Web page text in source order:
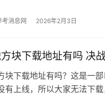
暖的卡通小世界，每位玩
索与生活经营之旅。 《代
考消息网 2026年2月3日
块下载地址有吗 决
块下载地址有吗？这是一
有上线，所以大家无法下